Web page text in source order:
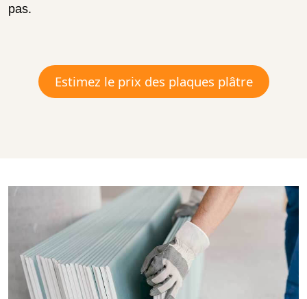
pas.
Estimez le prix des plaques plâtre